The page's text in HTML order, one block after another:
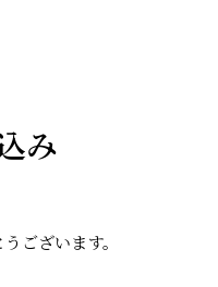
み
ございます。